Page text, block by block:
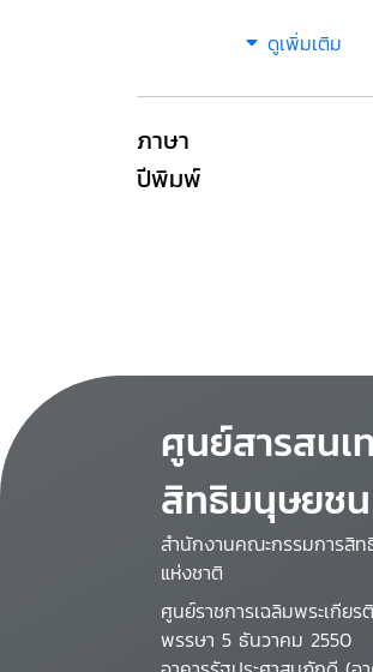
ดูเพิ่มเติม
ภาษา
ปีพิมพ์
ศูนย์สารสนเ
สิทธิมนุษยชน
สำนักงานคณะกรรมการสิ
แห่งชาติ
ศูนย์ราชการเฉลิมพระเกีย
พรรษา 5 ธันวาคม 2550